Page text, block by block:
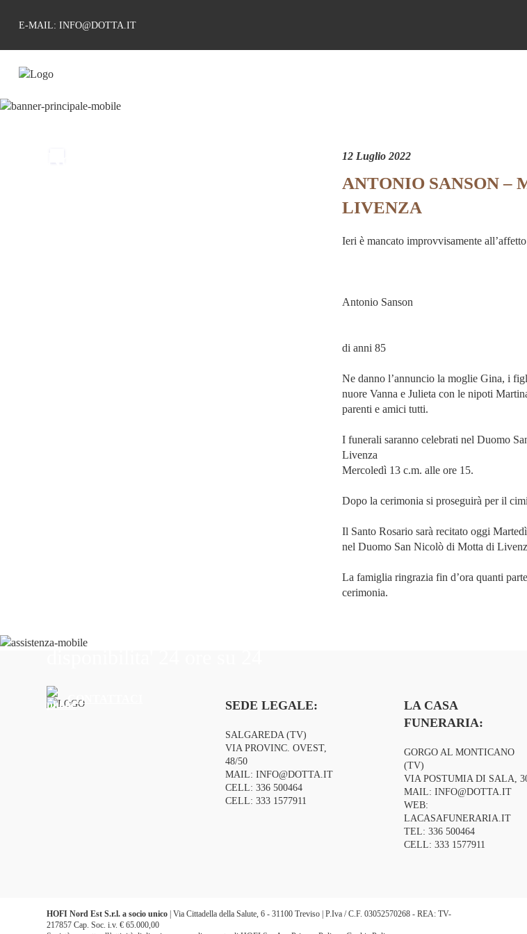
E-MAIL: INFO@DOTTA.IT
12 Luglio 2022
ANTONIO SANSON –
LIVENZA
Ieri è mancato improvvisamente
Antonio Sanson
di anni 85
Ne danno l’annuncio la moglie Gina, i
nuore Vanna e Julieta con le nipoti
parenti e amici tutti.
I funerali saranno celebrati nel Duomo
Livenza
Mercoledì 13 c.m. alle ore 15.
Dopo la cerimonia si proseguirà per il
Il Santo Rosario sarà recitato oggi
nel Duomo San Nicolò di Motta di
La famiglia ringrazia fin d’ora quanti
cerimonia.
CONTATTACI SEDE LEGALE:
SALGAREDA (TV)
VIA PROVINC. OVEST,
48/50
MAIL:INFO@DOTTA.IT
CELL:336 500464
CELL:333 1577911
LA CASA
FUNERARIA:
GORGO AL MONTICANO
(TV)
VIA POSTUMIA DI SALA,
MAIL:INFO@DOTTA.IT
WEB:
LACASAFUNERARIA.IT
TEL:336 500464
CELL:333 1577911
HOFI Nord Est S.r.l. a socio unico | Via Cittadella della Salute, 6 - 31100 Treviso | P.Iva / C.F. 03052570268 - REA: TV-
217857 Cap. Soc. i.v. € 65.000,00